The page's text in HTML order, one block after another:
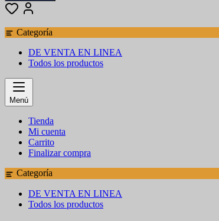
Categoría
DE VENTA EN LINEA
Todos los productos
Menú
Tienda
Mi cuenta
Carrito
Finalizar compra
Categoría
DE VENTA EN LINEA
Todos los productos